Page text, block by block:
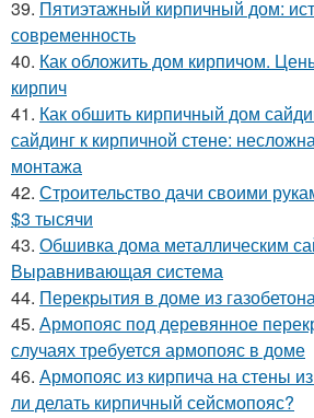
39. Пятиэтажный кирпичный дом:
современность
40. Как обложить дом кирпичом.
кирпич
41. Как обшить кирпичный дом
сайдинг к кирпичной стене:
монтажа
42. Строительство дачи своими
$3 тысячи
43. Обшивка дома металлическим
Выравнивающая система
44. Перекрытия в доме из
45. Армопояс под деревянное
случаях требуется армопояс в доме
46. Армопояс из кирпича на стены
ли делать кирпичный сейсмопояс?